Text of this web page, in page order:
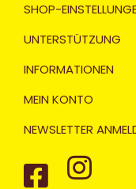
SHOP-
UNTERSTÜTZUNG
INFORMATIONEN
MEIN KONTO
NEWSLETTER